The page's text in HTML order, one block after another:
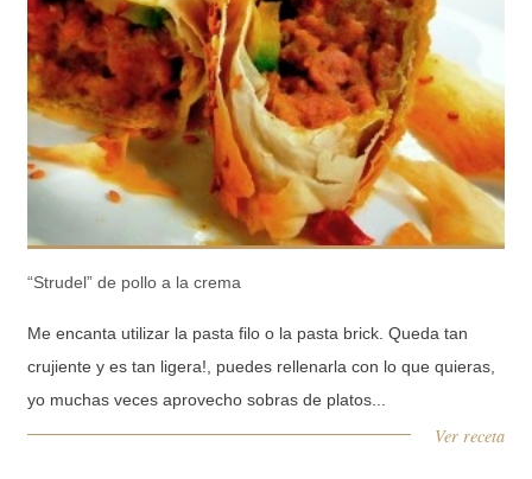
“Strudel” de pollo a la crema
Me encanta utilizar la pasta filo o la pasta brick. Queda tan
crujiente y es tan ligera!, puedes rellenarla con lo que quieras,
yo muchas veces aprovecho sobras de platos...
Ver receta